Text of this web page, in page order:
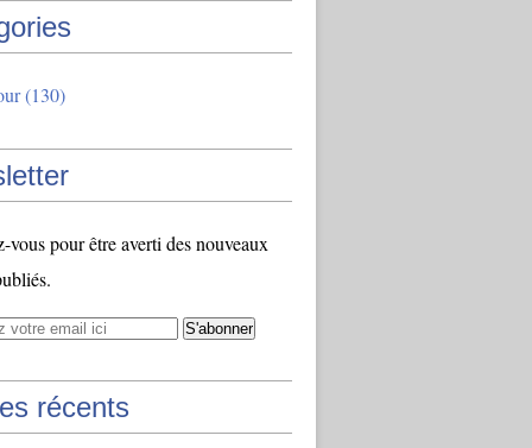
(130)
vous pour être averti des nouveaux
récents